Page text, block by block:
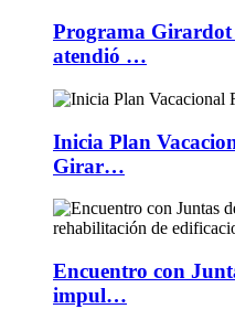
Programa Girardot
atendió …
Inicia Plan
Girar…
Encuentro con
impul…